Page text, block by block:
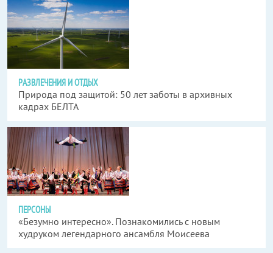
РАЗВЛЕЧЕНИЯ И ОТДЫХ
Природа под защитой: 50 лет заботы в архивных
кадрах БЕЛТА
ПЕРСОНЫ
«Безумно интересно». Познакомились с новым
худруком легендарного ансамбля Моисеева